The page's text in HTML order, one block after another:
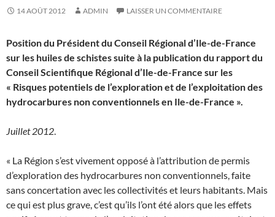
14 AOÛT 2012 ADMIN LAISSER UN COMMENTAIRE
Position du Président du Conseil Régional d’Ile-de-France
sur les huiles de schistes suite à la publication du rapport du
Conseil Scientifique Régional d’Ile-de-France sur les
« Risques potentiels de l’exploration et de l’exploitation des
hydrocarbures non conventionnels en Ile-de-France ».
Juillet 2012.
« La Région s’est vivement opposé à l’attribution de permis
d’exploration des hydrocarbures non conventionnels, faite
sans concertation avec les collectivités et leurs habitants. Mais
ce qui est plus grave, c’est qu’ils l’ont été alors que les effets